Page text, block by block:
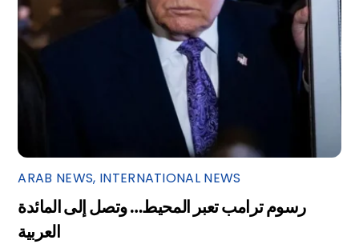
ARAB NEWS, INTERNATIONAL NEWS
رسوم ترامب تعبر المحيط… وتصل إلى المائدة
العربية